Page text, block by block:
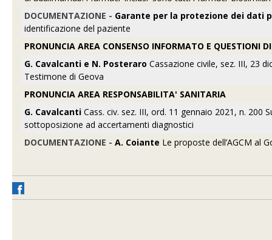
DOCUMENTAZIONE - Garante per la protezione dei dati
identificazione del paziente
PRONUNCIA AREA CONSENSO INFORMATO E QUESTIONI
G. Cavalcanti e N. Posteraro Cassazione civile, sez. III, 23
Testimone di Geova
PRONUNCIA AREA RESPONSABILITA' SANITARIA
G. CavalcantiCass. civ. sez. III, ord. 11 gennaio 2021, n. 200
sottoposizione ad accertamenti diagnostici
DOCUMENTAZIONE - A. Coiante Le proposte dell’AGCM al